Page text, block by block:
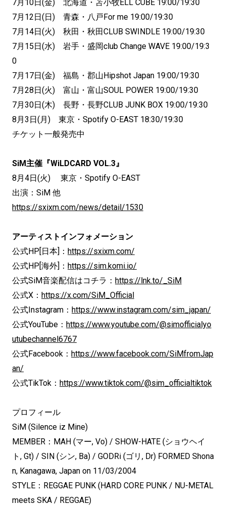
7月10日(金) 北海道・苫小牧ELL CUBE 19:00/19:30
7月12日(日) 青森・八戸For me 19:00/19:30
7月14日(火) 秋田・秋田CLUB SWINDLE 19:00/19:30
7月15日(水) 岩手・盛岡club Change WAVE 19:00/19:3
0
7月17日(金) 福島・郡山Hipshot Japan 19:00/19:30
7月28日(火) 富山・富山SOUL POWER 19:00/19:30
7月30日(木) 長野・長野CLUB JUNK BOX 19:00/19:30
8月3日(月) 東京・Spotify O-EAST 18:30/19:30
チケット一般発売中
SiM主催『WiLDCARD VOL.3』
8月4日(火) 東京・Spotify O-EAST
出演：SiM 他
https://sxixm.com/news/detail/1530
アーティストインフォメーション
公式HP[日本]： https://sxixm.com/
公式HP[海外]： https://sim.komi.io/
公式SiM音楽配信はコチラ： https://lnk.to/_SiM
公式X： https://x.com/SiM_Official
公式Instagram： https://www.instagram.com/sim_japan/
公式YouTube： https://www.youtube.com/@simofficialyo
utubechannel6767
公式Facebook： https://www.facebook.com/SiMfromJap
an/
公式TikTok： https://www.tiktok.com/@sim_officialtiktok
プロフィール
SiM (Silence iz Mine)
MEMBER：MAH (マー, Vo) / SHOW-HATE (ショウヘイ
ト, Gt) / SIN (シン, Ba) / GODRi (ゴリ, Dr) FORMED Shona
n, Kanagawa, Japan on 11/03/2004
STYLE：REGGAE PUNK (HARD CORE PUNK / NU-METAL
meets SKA / REGGAE)